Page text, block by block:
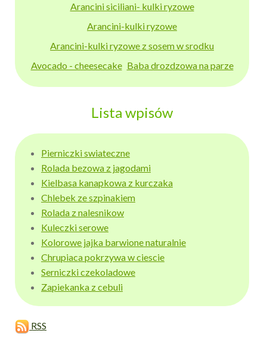
Arancini siciliani- kulki ryzowe
Arancini-kulki ryzowe
Arancini-kulki ryzowe z sosem w srodku
Avocado - cheesecake Baba drozdzowa na parze
Lista wpisów
Pierniczki swiateczne
Rolada bezowa z jagodami
Kielbasa kanapkowa z kurczaka
Chlebek ze szpinakiem
Rolada z nalesnikow
Kuleczki serowe
Kolorowe jajka barwione naturalnie
Chrupiaca pokrzywa w ciescie
Serniczki czekoladowe
Zapiekanka z cebuli
RSS